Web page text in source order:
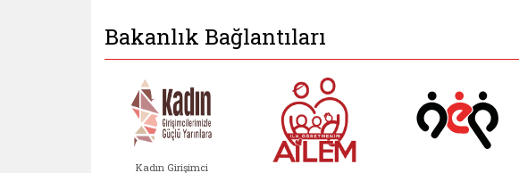
Bakanlık Bağlantıları
Kadın Girişimci